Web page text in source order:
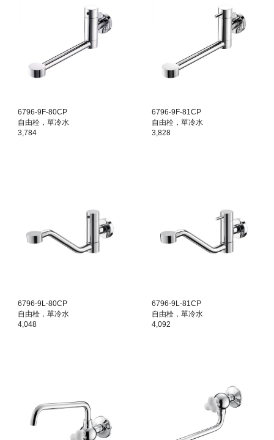
6796-9F-80CP
自由栓，單冷水
3,784
6796-9F-81CP
自由栓，單冷水
3,828
6796-9L-80CP
自由栓，單冷水
4,048
6796-9L-81CP
自由栓，單冷水
4,092